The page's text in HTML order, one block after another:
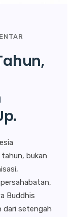
bukan
Buddhis
dari setengah